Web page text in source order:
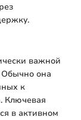
важной
Обычно она
к
Ключевая
в активном